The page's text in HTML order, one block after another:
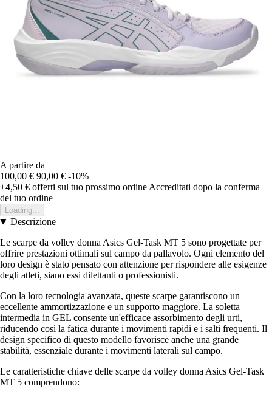
A partire da
100,00 € 90,00 € -10%
+4,50 € offerti sul tuo prossimo ordine Accreditati dopo la conferma
del tuo ordine
Loading...
Descrizione
Le scarpe da volley donna Asics Gel-Task MT 5 sono progettate per
offrire prestazioni ottimali sul campo da pallavolo. Ogni elemento del
loro design è stato pensato con attenzione per rispondere alle esigenze
degli atleti, siano essi dilettanti o professionisti.
Con la loro tecnologia avanzata, queste scarpe garantiscono un
eccellente ammortizzazione e un supporto maggiore. La soletta
intermedia in GEL consente un'efficace assorbimento degli urti,
riducendo così la fatica durante i movimenti rapidi e i salti frequenti. Il
design specifico di questo modello favorisce anche una grande
stabilità, essenziale durante i movimenti laterali sul campo.
Le caratteristiche chiave delle scarpe da volley donna Asics Gel-Task
MT 5 comprendono: